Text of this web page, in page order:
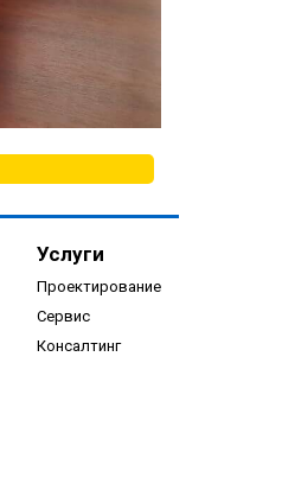
Услуги
Проектирование
Сервис
Консалтинг